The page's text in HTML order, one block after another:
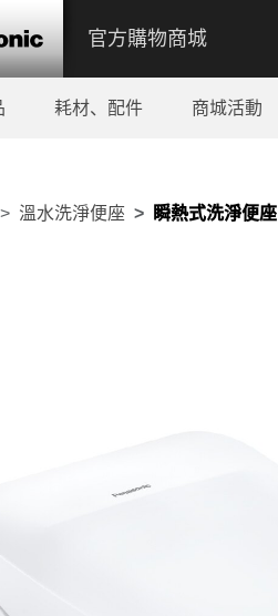
官方購物商城
耗材、配件 商城活動
溫水洗淨便座 瞬熱式洗淨便座